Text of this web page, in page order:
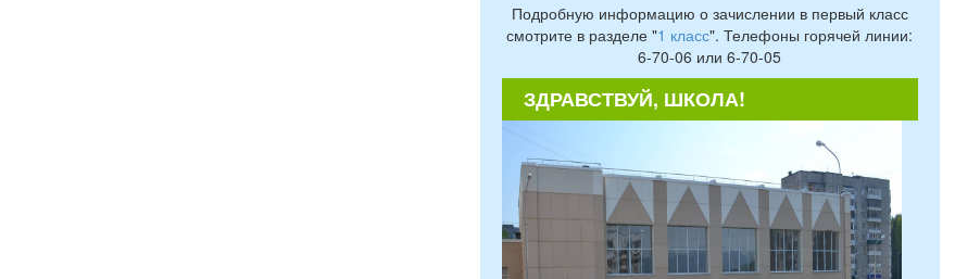
Подробную информацию о зачислении в первый класс
смотрите в разделе "1 класс". Телефоны горячей линии:
6-70-06 или 6-70-05
ЗДРАВСТВУЙ, ШКОЛА!